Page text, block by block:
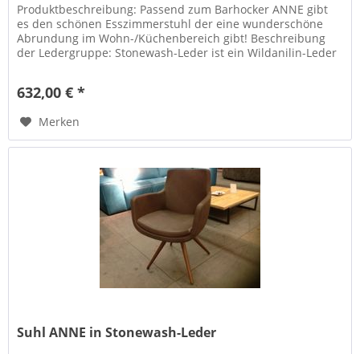
Produktbeschreibung: Passend zum Barhocker ANNE gibt
es den schönen Esszimmerstuhl der eine wunderschöne
Abrundung im Wohn-/Küchenbereich gibt! Beschreibung
der Ledergruppe: Stonewash-Leder ist ein Wildanilin-Leder
632,00 € *
Merken
Suhl ANNE in Stonewash-Leder